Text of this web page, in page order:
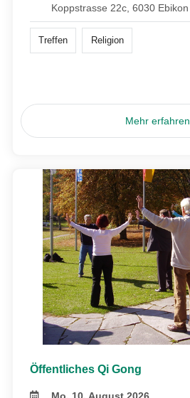
Koppstrasse 22c, 6030 Ebikon
Treffen Religion
Mehr erfahren
Öffentliches Qi Gong